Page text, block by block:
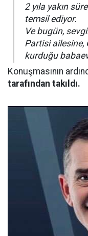
2 yıla yakın
temsil ediyor.
Ve bugün,
Partisi ailesine,
kurduğu
Konuşmasının
tarafından takıldı.